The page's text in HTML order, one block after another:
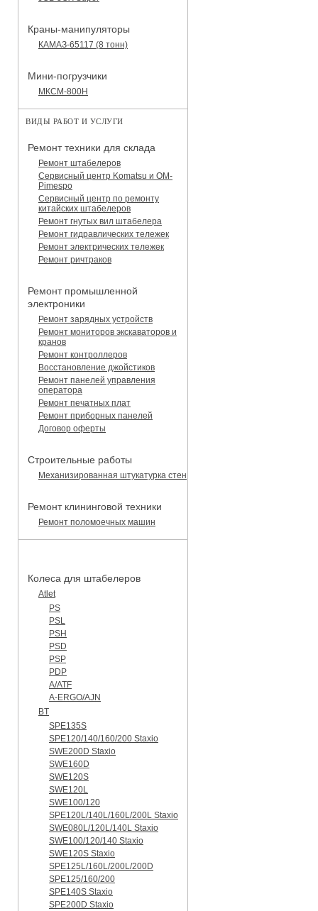
Краны-манипуляторы
КАМАЗ-65117 (8 тонн)
Мини-погрузчики
МКСМ-800H
ВИДЫ РАБОТ И УСЛУГИ
Ремонт техники для склада
Ремонт штабелеров
Сервисный центр Komatsu и OM-
Pimespo
Сервисный центр по ремонту
китайских штабелеров
Ремонт гнутых вил штабелера
Ремонт гидравлических тележек
Ремонт электрических тележек
Ремонт ричтраков
Ремонт промышленной
электроники
Ремонт зарядных устройств
Ремонт мониторов экскаваторов и
кранов
Ремонт контроллеров
Восстановление джойстиков
Ремонт панелей управления
оператора
Ремонт печатных плат
Ремонт приборных панелей
Договор оферты
Строительные работы
Механизированная штукатурка стен
Ремонт клининговой техники
Ремонт поломоечных машин
Колеса для штабелеров
Atlet
PS
PSL
PSH
PSD
PSP
PDP
A/ATF
A-ERGO/AJN
BT
SPE135S
SPE120/140/160/200 Staxio
SWE200D Staxio
SWE160D
SWE120S
SWE120L
SWE100/120
SPE120L/140L/160L/200L Staxio
SWE080L/120L/140L Staxio
SWE100/120/140 Staxio
SWE120S Staxio
SPE125L/160L/200L/200D
SPE125/160/200
SPE140S Staxio
SPE200D Staxio